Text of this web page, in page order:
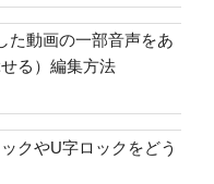
た動画の一部音声をあ
る）編集方法
クやU字ロックをどう